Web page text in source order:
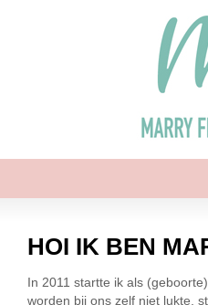
HOI IK BEN
In 2011 startte ik als
worden bij ons zelf niet lukte,